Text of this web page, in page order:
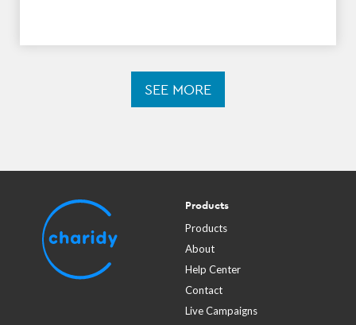
SEE MORE
Products
Products
About
Help Center
Contact
Live Campaigns